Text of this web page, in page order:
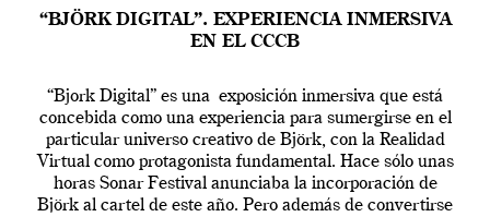
“BJÖRK DIGITAL”. EXPERIENCIA INMERSIVA
EN EL CCCB
“Bjork Digital” es una exposición inmersiva que está
concebida como una experiencia para sumergirse en el
particular universo creativo de Björk, con la Realidad
Virtual como protagonista fundamental. Hace sólo unas
horas Sonar Festival anunciaba la incorporación de
Björk al cartel de este año. Pero además de convertirse